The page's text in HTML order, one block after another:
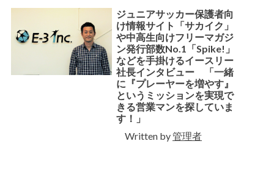
ジュニアサッカー保護者向
け情報サイト「サカイク」
や中高生向けフリーマガジ
ン発行部数No.1「Spike!」
などを手掛けるイースリー
社長インタビュー 「一緒
に『プレーヤーを増やす』
というミッションを実現で
きる営業マンを探していま
す！」
Written by管理者